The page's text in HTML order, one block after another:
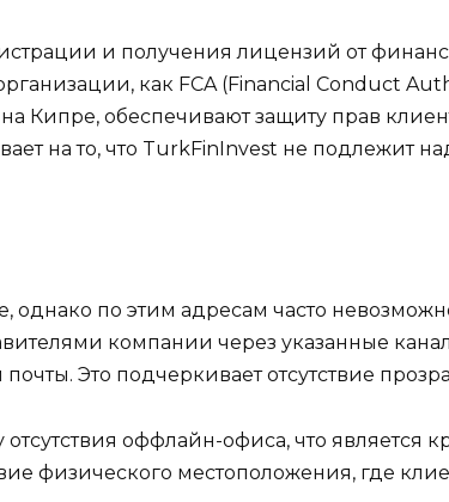
и получения лицензий от
как FCA (Financial Conduct
Кипре, обеспечивают защиту прав
на то, что TurkFinInvest не подлежит
однако по этим адресам часто
компании через указанные
Это подчеркивает отсутствие
оффлайн-офиса, что является
физического местоположения, где